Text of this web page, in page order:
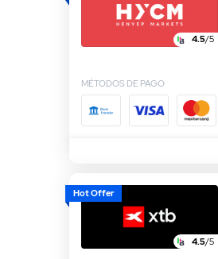
4.5/5
MÉTODOS DE PAGO
Hot Offer
4.5/5